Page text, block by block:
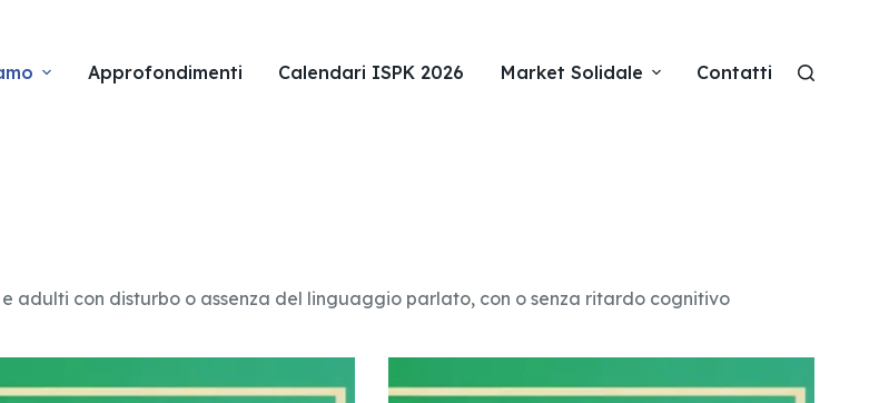
Approfondimenti Calendari ISPK 2026 Market Solidale Contatti
adulti con disturbo o assenza del linguaggio parlato, con o senza ritardo cognitivo